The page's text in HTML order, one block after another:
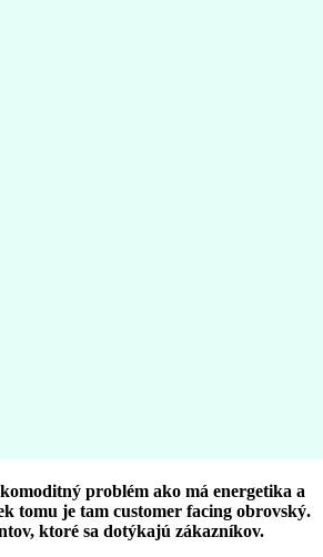
problém ako má energetika a
tomu je tam customer facing obrovský.
ktoré sa dotýkajú zákazníkov.